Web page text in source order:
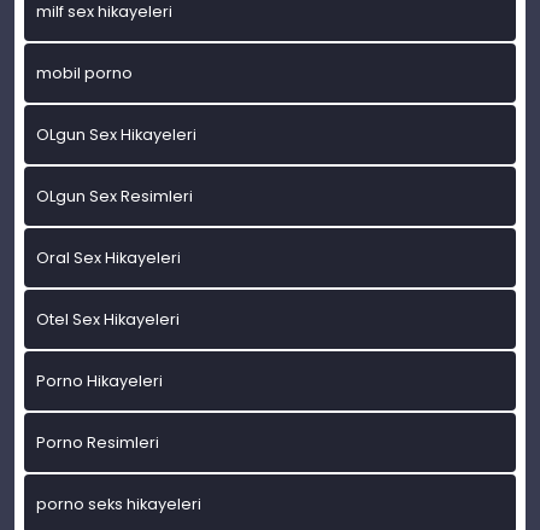
milf sex hikayeleri
mobil porno
OLgun Sex Hikayeleri
OLgun Sex Resimleri
Oral Sex Hikayeleri
Otel Sex Hikayeleri
Porno Hikayeleri
Porno Resimleri
porno seks hikayeleri